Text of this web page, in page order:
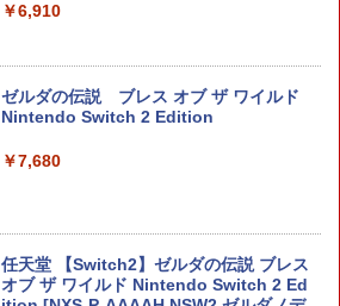
￥6,910
ゼルダの伝説 ブレス オブ ザ ワイルド
Nintendo Switch 2 Edition
￥7,680
任天堂 【Switch2】ゼルダの伝説 ブレス
オブ ザ ワイルド Nintendo Switch 2 Ed